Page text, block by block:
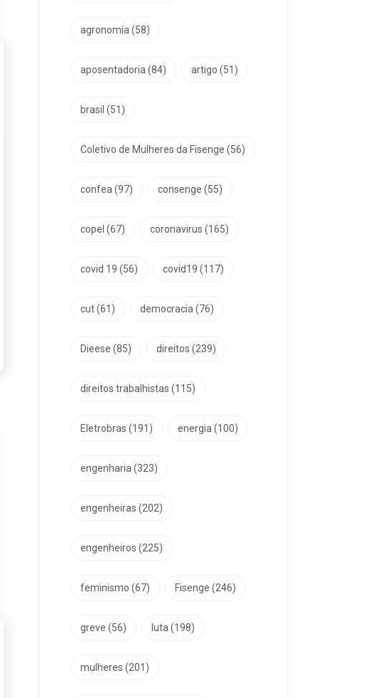
agronomia (58)
aposentadoria (84) artigo (51)
brasil (51)
Coletivo de Mulheres da Fisenge (56)
confea (97) consenge (55)
copel (67) coronavirus (165)
covid 19 (56) covid19 (117)
cut(61) democracia (76)
Dieese (85) direitos (239)
direitos trabalhistas (115)
Eletrobras (191) energia (100)
engenharia (323)
engenheiras (202)
engenheiros (225)
feminismo (67) Fisenge (246)
greve (56) luta (198)
mulheres (201)